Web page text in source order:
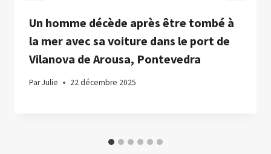
Un homme décède après être tombé à
la mer avec sa voiture dans le port de
Vilanova de Arousa, Pontevedra
ParJulie 22 décembre 2025